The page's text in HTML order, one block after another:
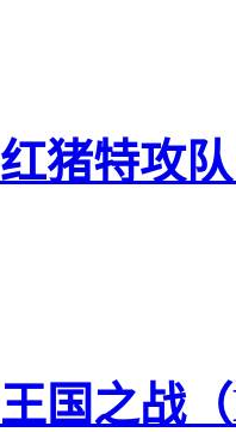
红猪特攻
王国之战